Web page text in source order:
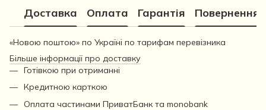
Доставка Оплата Гарантія Повернення
«Новою поштою» по Україні по тарифам перевізника
Більше інформації про доставку
Готівкою при отриманні
Кредитною карткою
Оплата частинами ПриватБанк та monobank